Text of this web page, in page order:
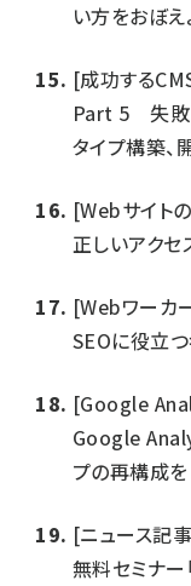
い方をおぼえ
[成功する
Part 5 失敗
タイプ構築、
[Webサイト
正しいアク
[Webワーカ
SEOに役立
[Google
Google
プの再構成を
[ニュース記
無料セミナー